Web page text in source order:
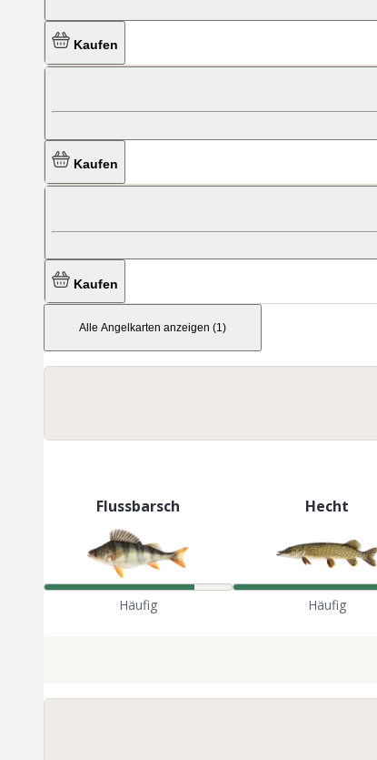
Kaufen
Kaufen
Kaufen
Alle Angelkarten anzeigen (1)
Flussbarsch
Häufig
Hecht
Häufig